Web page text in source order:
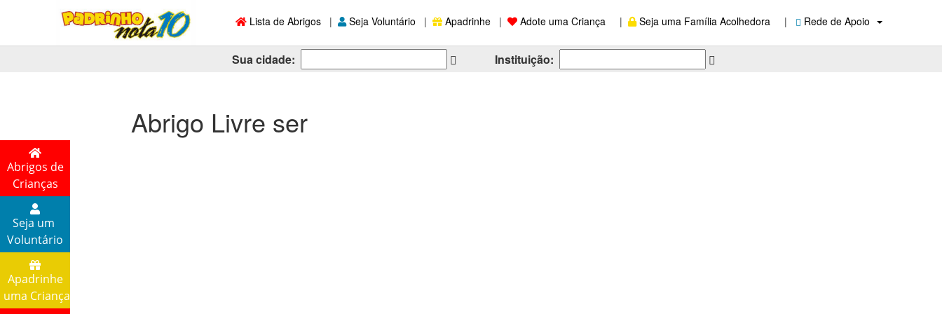
Lista de Abrigos | Seja Voluntário | Apadrinhe | Adote uma Criança | Seja uma Família Acolhedora | Rede de Apoio
Sua cidade: Instituição:
Abrigos de
Crianças
Seja um
Voluntário
Apadrinhe
uma Criança
Abrigo Livre ser